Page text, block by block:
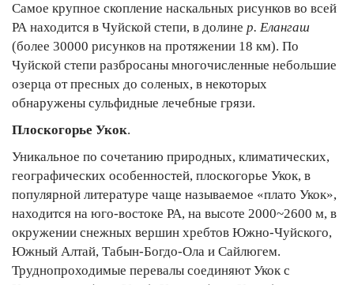
Самое крупное скопление наскальных рисунков во всей
РА находится в Чуйской степи, в долине р. Елангаш
(более 30000 рисунков на протяжении 18 км). По
Чуйской степи разбросаны многочисленные небольшие
озерца от пресных до соленых, в некоторых
обнаружены сульфидные лечебные грязи.
Плоскогорье Укок.
Уникальное по сочетанию природных, климатических,
географических особенностей, плоскогорье Укок, в
популярной литературе чаще называемое «плато Укок»,
находится на юго-востоке РА, на высоте 2000~2600 м, в
окружении снежных вершин хребтов Южно-Чуйского,
Южный Алтай, Табын-Богдо-Ола и Сайлюгем.
Труднопроходимые перевалы соединяют Укок с